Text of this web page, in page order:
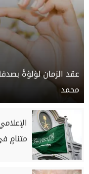
عقد الزمان لؤلؤةً
محمد
متنامٍ